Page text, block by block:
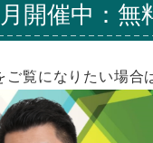
開催中：無
ご覧になりたい場